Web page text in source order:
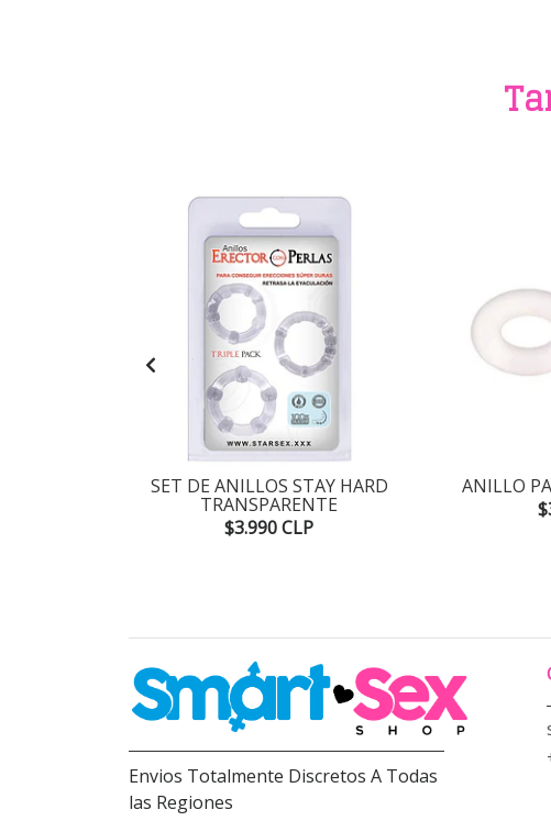
SET DE ANILLOS STAY HARD
TRANSPARENTE
$3.990 CLP
ANILLO
Envios Totalmente Discretos A Todas
las Regiones